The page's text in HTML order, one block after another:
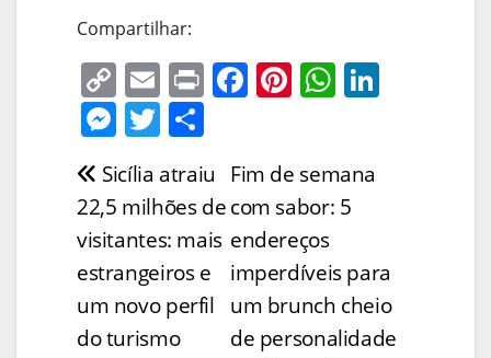
Compartilhar:
C
o
p
y
Li
n
k
E
m
ai
l
Pr F
e
b
o
o
k
Pi
e
st
W
s
A
p
M
e
ss
e
n
g
er
T
itt
er
ar
e
Navegação
de
Post
Fim de semana
com sabor: 5
endereços
imperdíveis para
um brunch cheio
de personalidade
Sicília atraiu
22,5 milhões de
visitantes: mais
estrangeiros e
um novo perfil
do turismo